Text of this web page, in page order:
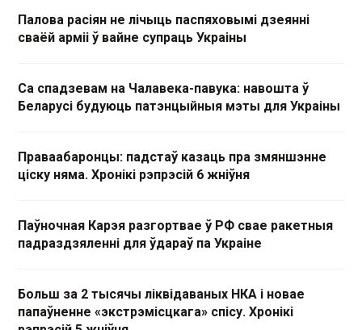
Палова расіян не лічыць паспяховымі дзеянні
сваёй арміі ў вайне супраць Украіны
Са спадзевам на Чалавека-павука: навошта ў
Беларусі будуюць патэнцыйныя мэты для Украіны
Праваабаронцы: падстаў казаць пра змяншэнне
ціску няма. Хронікі рэпрэсій 6 жніўня
Паўночная Карэя разгортвае ў РФ свае ракетныя
падраздзяленні для ўдараў па Украіне
Больш за 2 тысячы ліквідаваных НКА і новае
папаўненне «экстрэмісцкага» спісу. Хронікі